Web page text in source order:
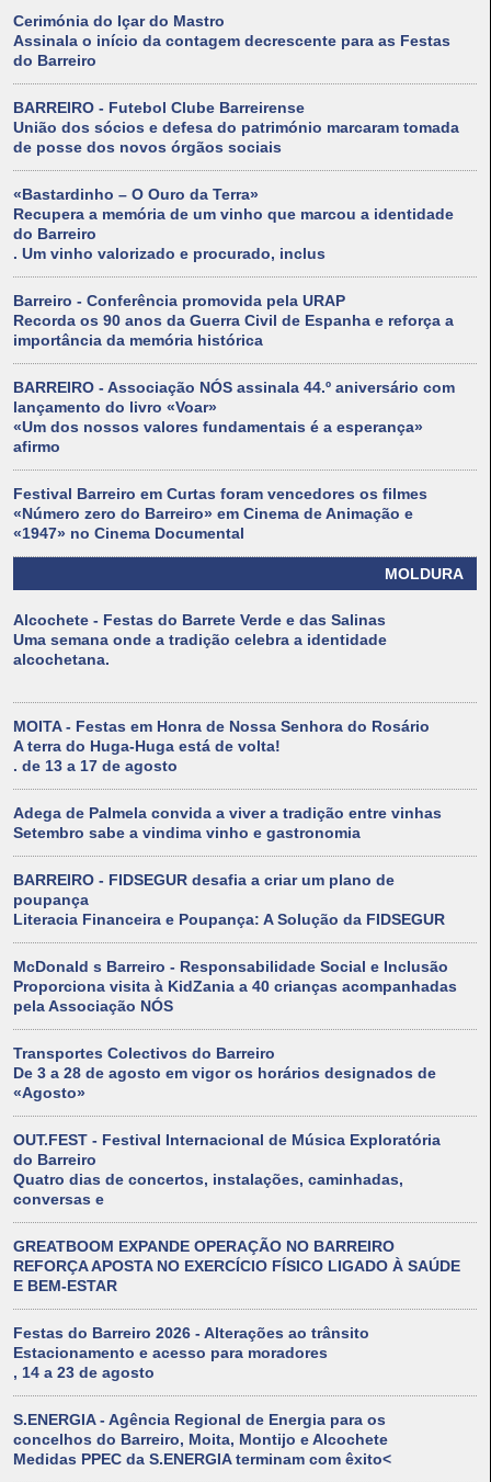
Cerimónia do Içar do Mastro
Assinala o início da contagem decrescente para as Festas
do Barreiro
BARREIRO - Futebol Clube Barreirense
União dos sócios e defesa do património marcaram tomada
de posse dos novos órgãos sociais
«Bastardinho – O Ouro da Terra»
Recupera a memória de um vinho que marcou a identidade
do Barreiro
. Um vinho valorizado e procurado, inclus
Barreiro - Conferência promovida pela URAP
Recorda os 90 anos da Guerra Civil de Espanha e reforça a
importância da memória histórica
BARREIRO - Associação NÓS assinala 44.º aniversário com
lançamento do livro «Voar»
«Um dos nossos valores fundamentais é a esperança»
afirmo
Festival Barreiro em Curtas foram vencedores os filmes
«Número zero do Barreiro» em Cinema de Animação e
«1947» no Cinema Documental
MOLDURA
Alcochete - Festas do Barrete Verde e das Salinas
Uma semana onde a tradição celebra a identidade
alcochetana.
MOITA - Festas em Honra de Nossa Senhora do Rosário
A terra do Huga-Huga está de volta!
. de 13 a 17 de agosto
Adega de Palmela convida a viver a tradição entre vinhas
Setembro sabe a vindima vinho e gastronomia
BARREIRO - FIDSEGUR desafia a criar um plano de
poupança
Literacia Financeira e Poupança: A Solução da FIDSEGUR
McDonald s Barreiro - Responsabilidade Social e Inclusão
Proporciona visita à KidZania a 40 crianças acompanhadas
pela Associação NÓS
Transportes Colectivos do Barreiro
De 3 a 28 de agosto em vigor os horários designados de
«Agosto»
OUT.FEST - Festival Internacional de Música Exploratória
do Barreiro
Quatro dias de concertos, instalações, caminhadas,
conversas e
GREATBOOM EXPANDE OPERAÇÃO NO BARREIRO
REFORÇA APOSTA NO EXERCÍCIO FÍSICO LIGADO À SAÚDE
E BEM-ESTAR
Festas do Barreiro 2026 - Alterações ao trânsito
Estacionamento e acesso para moradores
, 14 a 23 de agosto
S.ENERGIA - Agência Regional de Energia para os
concelhos do Barreiro, Moita, Montijo e Alcochete
Medidas PPEC da S.ENERGIA terminam com êxito<